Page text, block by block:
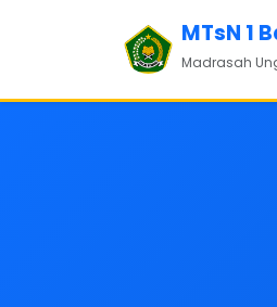
MTsN 1
Madrasah